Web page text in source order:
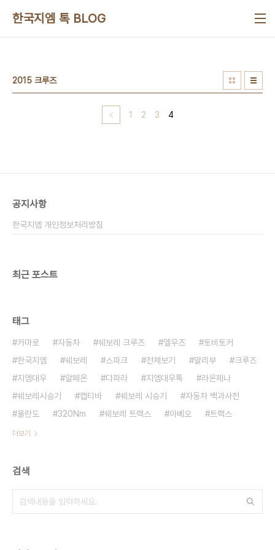
한국지엠 톡 BLOG
2015 크루즈
1 2 3 4
공지사항
한국지엠 개인정보처리방침
최근 포스트
태그
카마로 자동차 쉐보레 크루즈 엘우즈
토비토커
한국지엠
쉐보레 스파크 전체보기 말리부
크루즈
지엠대우
알페온 다파라 지엠대우톡
라온제나
쉐보레시승기
캡티바 쉐보레 시승기
자동차 백과사전
올란도
320Nm 쉐보레 트랙스 아베오 트랙스
더보기
검색